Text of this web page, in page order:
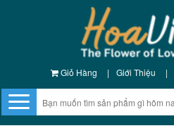
Giỏ Hàng | Giới Thiệu |